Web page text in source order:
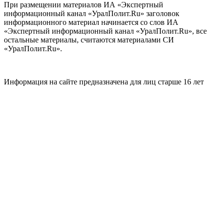
При размещении материалов ИА «Экспертный
информационный канал «УралПолит.Ru» заголовок
информационного материал начинается со слов ИА
«Экспертный информационный канал «УралПолит.Ru», все
остальные материалы, считаются материалами СИ
«УралПолит.Ru».
Информация на сайте предназначена для лиц старше 16 лет